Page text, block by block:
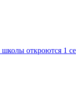
откроются 1